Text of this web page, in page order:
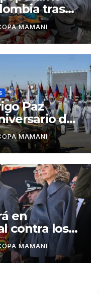
tras
MAMANI
Paz
de
MAMANI
en
contra los
MAMANI